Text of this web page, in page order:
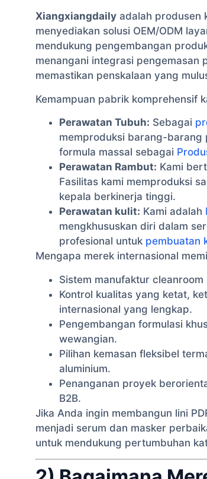
Xiangxiangdaily adalah produsen
menyediakan solusi OEM/ODM
mendukung pengembangan
menangani integrasi pengemasan
memastikan penskalaan yang
Kemampuan pabrik komprehensif
Perawatan Tubuh: Sebagai
memproduksi barang-barang
formula massal sebagai
Perawatan Rambut: Kami
Fasilitas kami memproduksi
kepala berkinerja tinggi.
Perawatan kulit: Kami adalah
mengkhususkan diri dalam
profesional untuk pembuatan
Mengapa merek internasional
Sistem manufaktur
Kontrol kualitas yang ketat,
internasional yang lengkap.
Pengembangan formulasi
wewangian.
Pilihan kemasan fleksibel
aluminium.
Penanganan proyek
B2B.
Jika Anda ingin membangun lini
menjadi serum dan masker
untuk mendukung pertumbuhan